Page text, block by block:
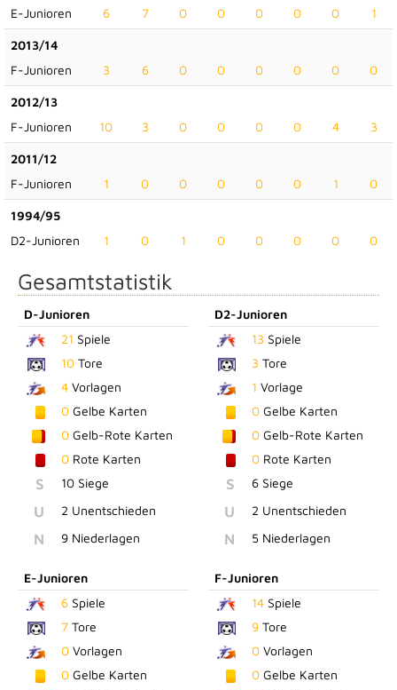
E-Junioren
6 7 0 0 0 0 0 1
2013/14
F-Junioren
3 6 0 0 0 0 0 0
2012/13
F-Junioren
10 3 0 0 0 0 4 3
2011/12
F-Junioren
1 0 0 0 0 0 1 0
1994/95
D2-Junioren
1 0 1 0 0 0 0 0
Gesamtstatistik
D-Junioren
21 Spiele
10 Tore
4 Vorlagen
0 Gelbe Karten
0 Gelb-Rote Karten
0 Rote Karten
S 10 Siege
U 2 Unentschieden
N 9 Niederlagen
D2-Junioren
13 Spiele
3 Tore
1 Vorlage
0Gelbe Karten
0Gelb-Rote Karten
0Rote Karten
S 6 Siege
U 2 Unentschieden
N 5 Niederlagen
E-Junioren
6 Spiele
7 Tore
0 Vorlagen
0 Gelbe Karten
F-Junioren
14Spiele
9Tore
0Vorlagen
0Gelbe Karten